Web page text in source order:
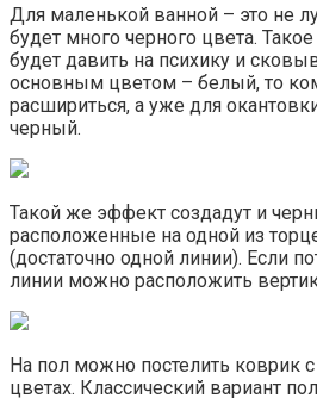
Для маленькой ванной – это не
будет много черного цвета.
будет давить на психику и
основным цветом – белый, то
расшириться, а уже для
черный.
Такой же эффект создадут и
расположенные на одной из
(достаточно одной линии). Если
линии можно расположить
На пол можно постелить коврик
цветах. Классический вариант